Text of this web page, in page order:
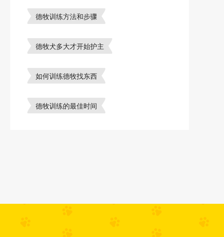
德牧训练方法和步骤
德牧犬多大才开始护主
如何训练德牧找东西
德牧训练的最佳时间